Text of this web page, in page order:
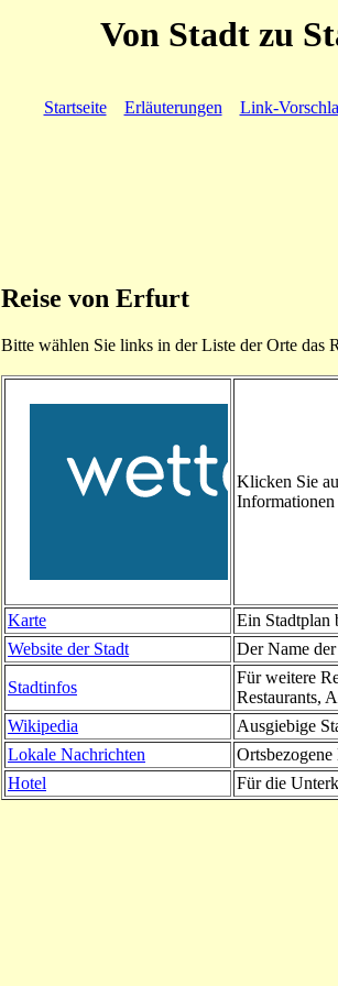
Von Stadt zu
Startseite Erläuterungen Link-
Reise von Erfurt
Bitte wählen Sie links in der Liste der Orte das
Klicken Sie
Informationen
Karte
Ein Stadtplan
Website der Stadt
Der Name
Stadtinfos
Für weitere
Restaurants,
Wikipedia
Ausgiebige
Lokale Nachrichten
Hotel
Für die